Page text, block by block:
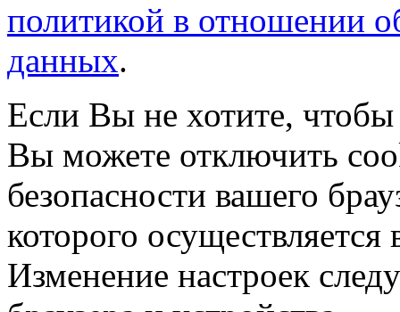
политикой в отношении
данных.
Если Вы не хотите,
Вы можете отключить
безопасности вашего
которого
Изменение настроек